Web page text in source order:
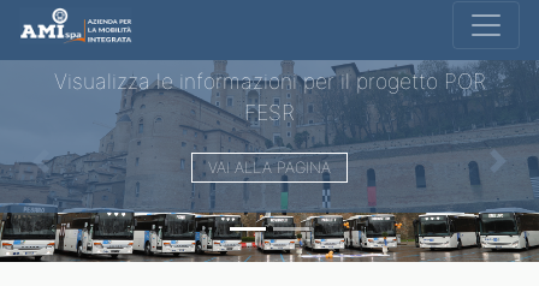
Main Navigation
Visualizza le informazioni per il progetto POR
FESR
VAI ALLA PAGINA
Previous Next